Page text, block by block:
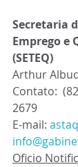
Secretaria
Emprego e
(SETEQ)
Arthur
Contato:
2679
E-mail:
Oficio